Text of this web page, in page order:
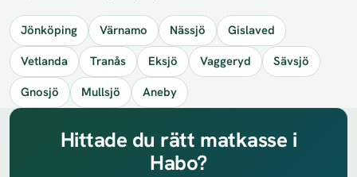
Jönköping Värnamo Nässjö
Gislaved
Vetlanda
Tranås Eksjö Vaggeryd
Sävsjö
Gnosjö
Mullsjö Aneby
Hittade du rätt matkasse i
Habo?